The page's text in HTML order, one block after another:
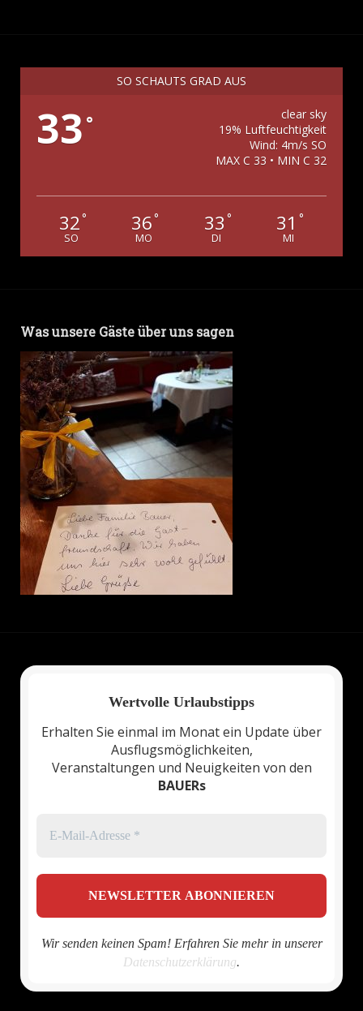
SO SCHAUTS GRAD AUS
33 °
clear sky
19% Luftfeuchtigkeit
Wind: 4m/s SO
MAX C 33 • MIN C 32
32 °
SO
36 °
MO
33 °
DI
31 °
MI
Was unsere Gäste über uns sagen
Wertvolle Urlaubstipps
Erhalten Sie einmal im Monat ein Update über
Ausflugsmöglichkeiten,
Veranstaltungen und Neuigkeiten von den
BAUERs
Wir senden keinen Spam! Erfahren Sie mehr in unserer
Datenschutzerklärung.